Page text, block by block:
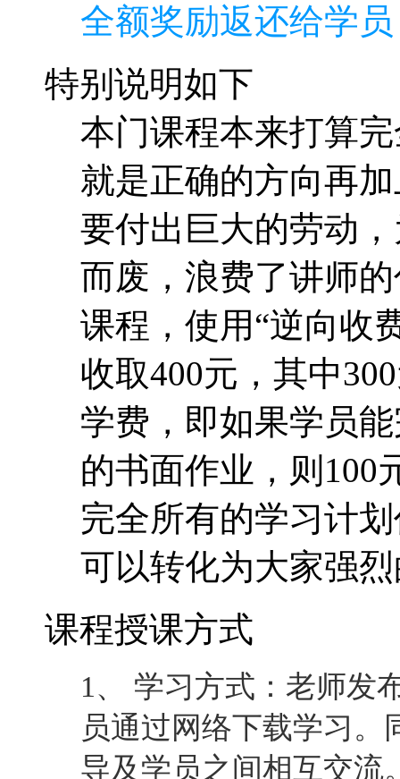
全额奖励返还给学
特别说明如下
本门课程本来打算
就是正确的方向再
要付出巨大的劳动
而废，浪费了讲师
课程，使用“逆向收
收取400元，其中
学费，即如果学员
的书面作业，则100
完全所有的学习计
可以转化为大家强
课程授课方式
1、 学习方式：老师发
员通过网络下载学习
导及学员之间相互交流